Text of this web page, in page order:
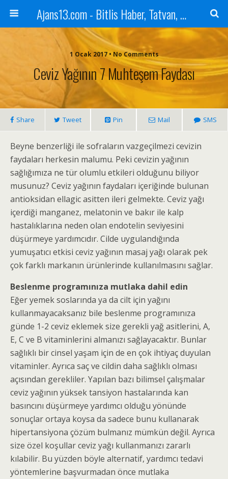
Ajans13.com - Bitlis Haber, Tatvan, Ahlat, Adilcevaz, Mutki, Hizan, Güroymak, Gazete, Ajans, 13, Haber
1 Ocak 2017 • No Comments
Ceviz Yağının 7 Muhteşem Faydası
Share Tweet Pin Mail SMS
Beyne benzerliği ile sofraların vazgeçilmezi cevizin
faydaları herkesin malumu. Peki cevizin yağının
sağlığımıza ne tür olumlu etkileri olduğunu biliyor
musunuz? Ceviz yağının faydaları içeriğinde bulunan
antioksidan ellagic asitten ileri gelmekte. Ceviz yağı
içerdiği manganez, melatonin ve bakır ile kalp
hastalıklarına neden olan endotelin seviyesini
düşürmeye yardımcıdır. Cilde uygulandığında
yumuşatıcı etkisi ceviz yağının masaj yağı olarak pek
çok farklı markanın ürünlerinde kullanılmasını sağlar.
Beslenme programınıza mutlaka dahil edin
Eğer yemek soslarında ya da cilt için yağını
kullanmayacaksanız bile beslenme programınıza
günde 1-2 ceviz eklemek size gerekli yağ asitlerini, A,
E, C ve B vitaminlerini almanızı sağlayacaktır. Bunlar
sağlıklı bir cinsel yaşam için de en çok ihtiyaç duyulan
vitaminler. Ayrıca saç ve cildin daha sağlıklı olması
açısından gerekliler. Yapılan bazı bilimsel çalışmalar
ceviz yağının yüksek tansiyon hastalarında kan
basıncını düşürmeye yardımcı olduğu yönünde
sonuçlar ortaya koysa da sadece bunu kullanarak
hipertansiyona çözüm bulmanız mümkün değil. Ayrıca
size özel koşullar ceviz yağı kullanmanızı zararlı
kılabilir. Bu yüzden böyle alternatif, yardımcı tedavi
yöntemlerine başvurmadan önce mutlaka